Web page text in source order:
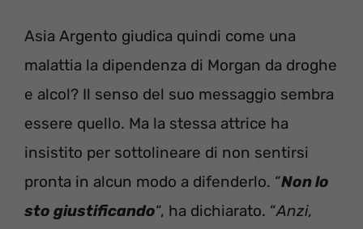
Asia Argento giudica quindi come una
malattia la dipendenza di Morgan da droghe
e alcol? Il senso del suo messaggio sembra
essere quello. Ma la stessa attrice ha
insistito per sottolineare di non sentirsi
pronta in alcun modo a difenderlo. “Non lo
sto giustificando“, ha dichiarato. “Anzi,